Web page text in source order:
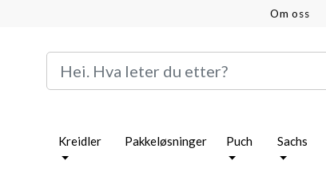
Om oss
Kreidler Pakkeløsninger Puch Sachs